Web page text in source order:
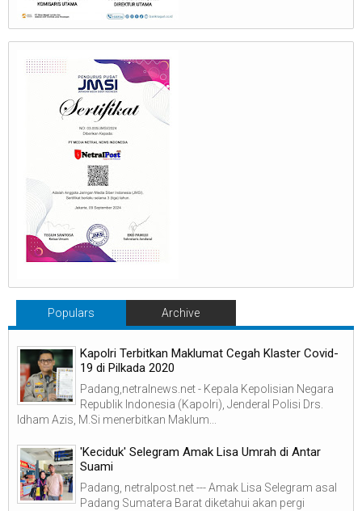
Populars Archive
Kapolri Terbitkan Maklumat Cegah Klaster Covid-
19 di Pilkada 2020
Padang,netralnews.net - Kepala Kepolisian Negara
Republik Indonesia (Kapolri), Jenderal Polisi Drs.
Idham Azis, M.Si menerbitkan Maklum...
'Keciduk' Selegram Amak Lisa Umrah di Antar
Suami
Padang, netralpost.net --- Amak Lisa Selegram asal
Padang Sumatera Barat diketahui akan pergi